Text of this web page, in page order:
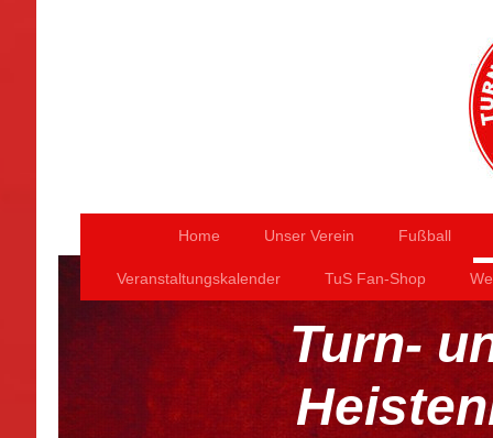
Home Unser Verein Fußball
Veranstaltungskalender TuS Fan-Shop
Turn-